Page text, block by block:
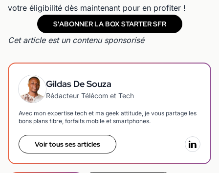
votre éligibilité dès maintenant pour en profiter !
S'ABONNER LA BOX STARTER SFR
Cet article est un contenu sponsorisé
Gildas De Souza
Rédacteur Télécom et Tech
Avec mon expertise tech et ma geek attitude, je vous partage les
bons plans fibre, forfaits mobile et smartphones.
Voir tous ses articles